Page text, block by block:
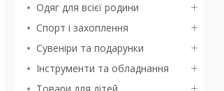
Одяг для всієї родини
Спорт і захоплення
Сувеніри та подарунки
Інструменти та обладнання